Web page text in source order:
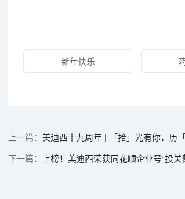
新年快乐
美迪西十九周年 | 「拾」光有你，历「
上榜！美迪西荣获同花顺企业号“投关